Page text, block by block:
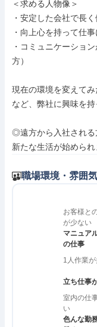
＜求める人物像＞
・安定した会社で長
・向上心を持って仕
・コミュニケーショ
方）
現在の環境を変えて
など、弊社に興味を持
◎遠方から入社される
新たな生活が始められ
職場環境・雰囲気
お客様と
が少ない
マニュア
の仕事
1人作業
立ち仕事
室内の仕
い
色んな勤